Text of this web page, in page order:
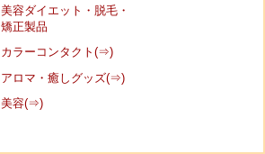
美容ダイエット・脱毛・
矯正製品
カラーコンタクト(⇒)
アロマ・癒しグッズ(⇒)
美容(⇒)